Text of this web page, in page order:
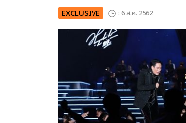
EXCLUSIVE : 6 ส.ค. 2562